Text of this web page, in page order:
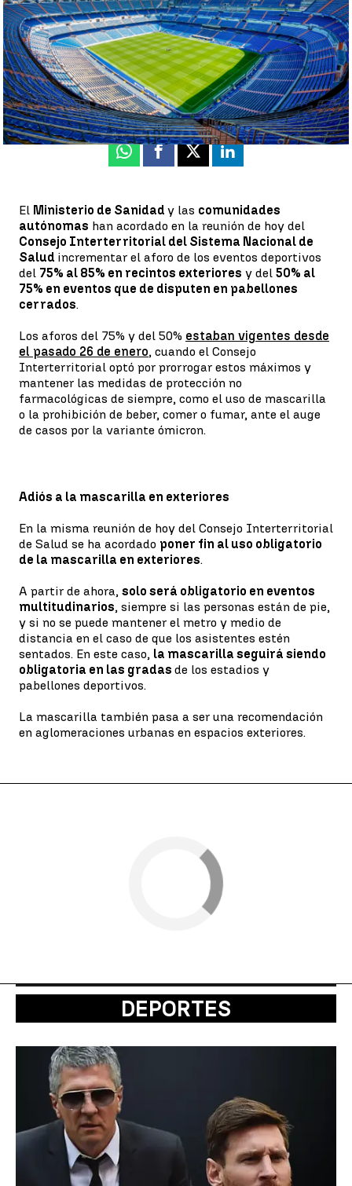
Guillermo F. Lascoiti
Publicado:07 de febrero de 2022, 09:52
Whatsapp
Facebook
X Linkedin
El Ministerio de Sanidad y las comunidades
autónomas han acordado en la reunión de hoy del
Consejo Interterritorial del Sistema Nacional de
Salud incrementar el aforo de los eventos deportivos
del 75% al 85% en recintos exteriores y del 50% al
75% en eventos que de disputen en pabellones
cerrados.
Los aforos del 75% y del 50% estaban vigentes desde
el pasado 26 de enero, cuando el Consejo
Interterritorial optó por prorrogar estos máximos y
mantener las medidas de protección no
farmacológicas de siempre, como el uso de mascarilla
o la prohibición de beber, comer o fumar, ante el auge
de casos por la variante ómicron.
Adiós a la mascarilla en exteriores
En la misma reunión de hoy del Consejo Interterritorial
de Salud se ha acordado poner fin al uso obligatorio
de la mascarilla en exteriores.
A partir de ahora, solo será obligatorio en eventos
multitudinarios, siempre si las personas están de pie,
y si no se puede mantener el metro y medio de
distancia en el caso de que los asistentes estén
sentados. En este caso, la mascarilla seguirá siendo
obligatoria en las gradas de los estadios y
pabellones deportivos.
La mascarilla también pasa a ser una recomendación
en aglomeraciones urbanas en espacios exteriores.
DEPORTES